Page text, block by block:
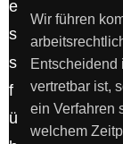
Wir führen
Entscheidend
vertretbar ist,
ein Verfahren
welchem